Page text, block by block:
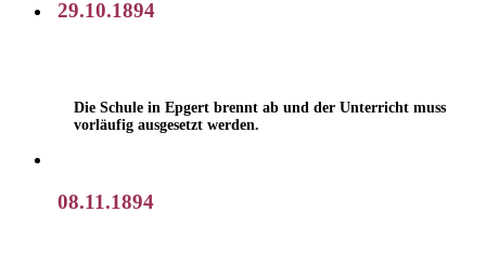
29.10.1894
Die Schule in Epgert brennt ab und der Unterricht muss
vorläufig ausgesetzt werden.
08.11.1894